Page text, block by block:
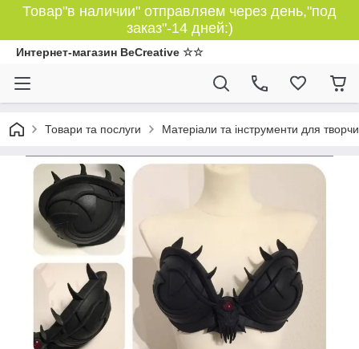
Товар"в наличии" отправляем через день,"под
заказ"-14 дней:)
Интернет-магазин BeCreative ☆☆
Товари та послуги Матеріали та інструменти для